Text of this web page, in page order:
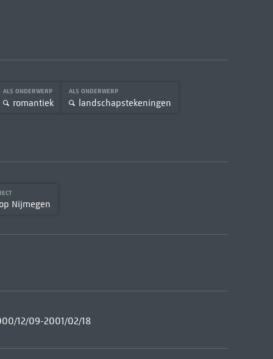
ALS ONDERWERP
romantiek
ALS ONDERWERP
landschapstekeningen
Nijmegen
12/09-2001/02/18